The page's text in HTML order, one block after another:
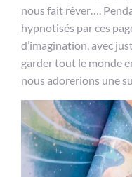
nous fait rêver….
hypnotisés par ces
d’imagination, avec
garder tout le monde
nous adorerions une